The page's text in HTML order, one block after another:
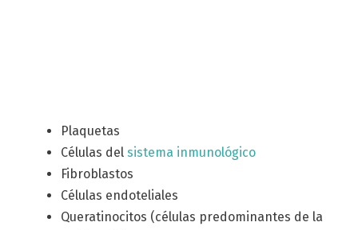
Plaquetas
Células del sistema inmunológico
Fibroblastos
Células endoteliales
Queratinocitos (células predominantes de la